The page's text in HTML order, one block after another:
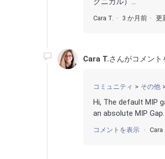
Cara T. 3 か月前 更
Cara T.さんがコメン
コミュニティ その他
Hi, The default MIP
an absolute MIP
コメントを表示 Cara